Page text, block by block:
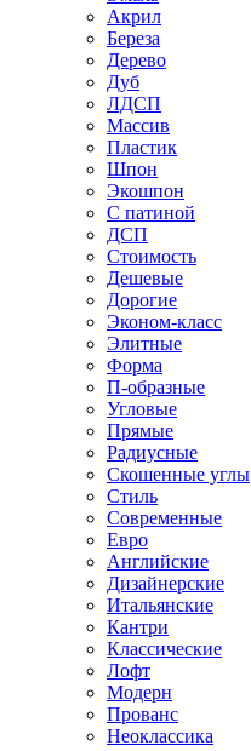
Акрил
Береза
Дерево
Дуб
ЛДСП
Массив
Пластик
Шпон
Экошпон
С патиной
ДСП
Стоимость
Дешевые
Дорогие
Эконом-класс
Элитные
Форма
П-образные
Угловые
Прямые
Радиусные
Скошенные углы
Стиль
Современные
Евро
Английские
Дизайнерские
Итальянские
Кантри
Классические
Лофт
Модерн
Прованс
Неоклассика